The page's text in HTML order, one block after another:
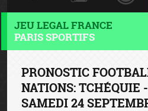
JEU LEGAL FRANCE
PARIS SPORTIFS
PRONOSTIC
NATIONS: TCHÉQUIE
SAMEDI 24